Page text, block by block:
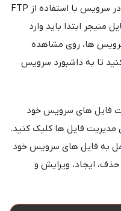
نحوه استقرار و قرار دادن پروژه خود را در سرویس با استفاده از FTP
منیجر ابتدا باید وارد
ها، روی مشاهده
تا به داشبورد سرویس
فایل های سرویس خود
فایل ها کلیک کنید.
به فایل های سرویس خود
ایجاد، ویرایش و